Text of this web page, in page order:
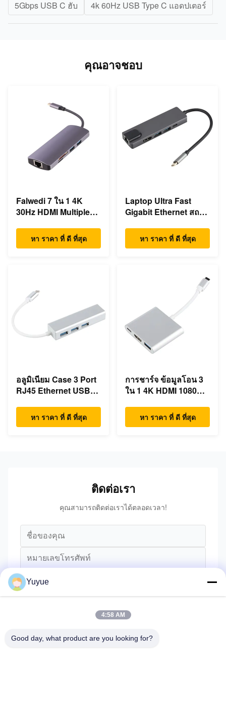
5Gbps USB C ฮับ
4k 60Hz USB Type C แอดปเตอร์
คุณอาจชอบ
Falwedi 7 ใน 1 4K
30Hz HDMI Multiple
หา ราคา ที่ ดี ที่สุด
Laptop Ultra Fast
Gigabit Ethernet สถานี
หา ราคา ที่ ดี ที่สุด
อลูมิเนียม Case 3 Port
RJ45 Ethernet USB
หา ราคา ที่ ดี ที่สุด
การชาร์จ ข้อมูลโอน 3
ใน 1 4K HDMI 1080P
หา ราคา ที่ ดี ที่สุด
ติดต่อเรา
คุณสามารถติดต่อเราได้ตลอดเวลา!
Yuyue
4:58 AM
Good day, what product are you looking for?